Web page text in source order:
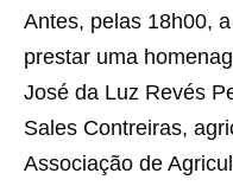
Antes, pelas 18h00,
prestar uma
José da Luz Revés
Sales Contreiras,
Associação de